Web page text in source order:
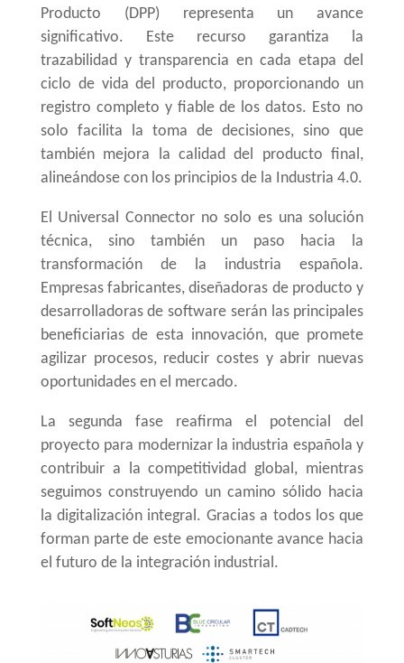
Producto (DPP) representa un avance
significativo. Este recurso garantiza la
trazabilidad y transparencia en cada etapa del
ciclo de vida del producto, proporcionando un
registro completo y fiable de los datos. Esto no
solo facilita la toma de decisiones, sino que
también mejora la calidad del producto final,
alineándose con los principios de la Industria 4.0.
El Universal Connector no solo es una solución
técnica, sino también un paso hacia la
transformación de la industria española.
Empresas fabricantes, diseñadoras de producto y
desarrolladoras de software serán las principales
beneficiarias de esta innovación, que promete
agilizar procesos, reducir costes y abrir nuevas
oportunidades en el mercado.
La segunda fase reafirma el potencial del
proyecto para modernizar la industria española y
contribuir a la competitividad global, mientras
seguimos construyendo un camino sólido hacia
la digitalización integral. Gracias a todos los que
forman parte de este emocionante avance hacia
el futuro de la integración industrial.